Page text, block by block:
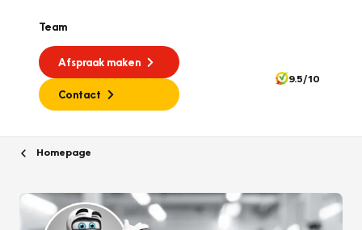
Team
Afspraak maken
Contact
9.5/10
Homepage